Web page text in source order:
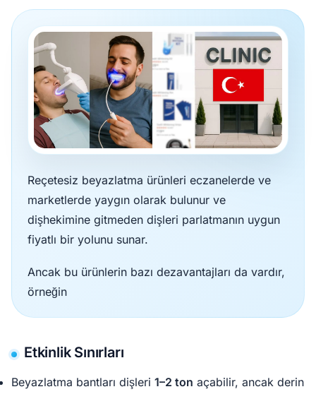
Reçetesiz beyazlatma ürünleri eczanelerde ve
marketlerde yaygın olarak bulunur ve
dişhekimine gitmeden dişleri parlatmanın uygun
fiyatlı bir yolunu sunar.
Ancak bu ürünlerin bazı dezavantajları da vardır,
örneğin
Etkinlik Sınırları
Beyazlatma bantları dişleri 1–2 ton açabilir, ancak derin